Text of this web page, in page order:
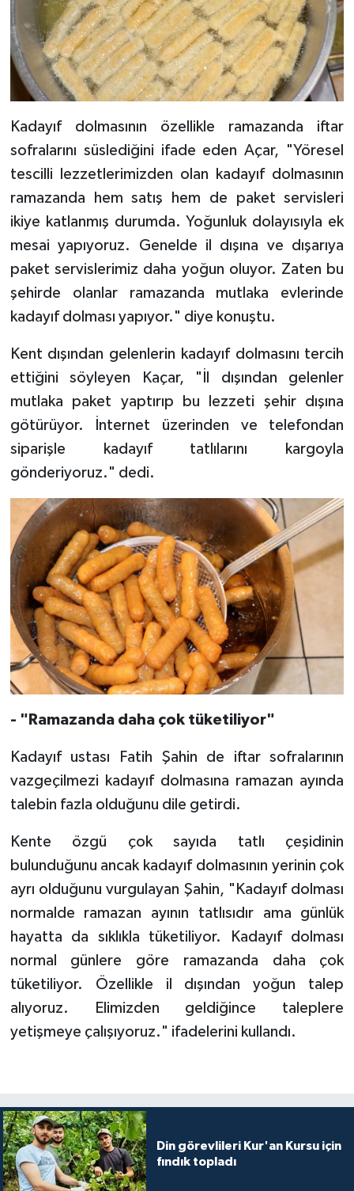
Kadayıf dolmasının özellikle ramazanda iftar
sofralarını süslediğini ifade eden Açar, "Yöresel
tescilli lezzetlerimizden olan kadayıf dolmasının
ramazanda hem satış hem de paket servisleri
ikiye katlanmış durumda. Yoğunluk dolayısıyla ek
mesai yapıyoruz. Genelde il dışına ve dışarıya
paket servislerimiz daha yoğun oluyor. Zaten bu
şehirde olanlar ramazanda mutlaka evlerinde
kadayıf dolması yapıyor." diye konuştu.
Kent dışından gelenlerin kadayıf dolmasını tercih
ettiğini söyleyen Kaçar, "İl dışından gelenler
mutlaka paket yaptırıp bu lezzeti şehir dışına
götürüyor. İnternet üzerinden ve telefondan
siparişle kadayıf tatlılarını kargoyla
gönderiyoruz." dedi.
- "Ramazanda daha çok tüketiliyor"
Kadayıf ustası Fatih Şahin de iftar sofralarının
vazgeçilmezi kadayıf dolmasına ramazan ayında
talebin fazla olduğunu dile getirdi.
Kente özgü çok sayıda tatlı çeşidinin
bulunduğunu ancak kadayıf dolmasının yerinin çok
ayrı olduğunu vurgulayan Şahin, "Kadayıf dolması
normalde ramazan ayının tatlısıdır ama günlük
hayatta da sıklıkla tüketiliyor. Kadayıf dolması
normal günlere göre ramazanda daha çok
tüketiliyor. Özellikle il dışından yoğun talep
alıyoruz. Elimizden geldiğince taleplere
yetişmeye çalışıyoruz." ifadelerini kullandı.
Din görevlileri Kur'an Kursu için
fındık topladı
Eskişehir Müftülüğü
Gaziantep Müftülüğü
Giresun Müftülüğü
Hakkari Müftülüğü
Hatay Müftülüğü
Iğdır Müftülüğü
Isparta Müftülüğü
İzmir Müftülüğü
Kahramanmaraş Müftülüğü
Karabük Müftülüğü
Karaman Müftülüğü
Kars Müftülüğü
Kastamonu Müftülüğü
Kayseri Müftülüğü
Kilis Müftülüğü
Kırşehir Müftülüğü
Konya Müftülüğü
Kütahya Müftülüğü
Manisa Müftülüğü
Mardin Müftülüğü
Muğla Müftülüğü
Muş Müftülüğü